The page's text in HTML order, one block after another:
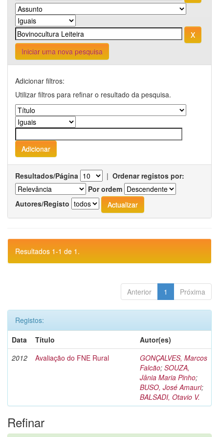
Iniciar uma nova pesquisa
Adicionar filtros:
Utilizar filtros para refinar o resultado da pesquisa.
Resultados/Página | Ordenar registos por:
Por ordem
Autores/Registo
Resultados 1-1 de 1.
Anterior 1 Próxima
Registos:
Data
Título
Autor(es)
2012
Avaliação do FNE Rural
GONÇALVES, Marcos
Falcão; SOUZA,
Jânia Maria Pinho;
BUSO, José Amauri;
BALSADI, Otavio V.
Refinar